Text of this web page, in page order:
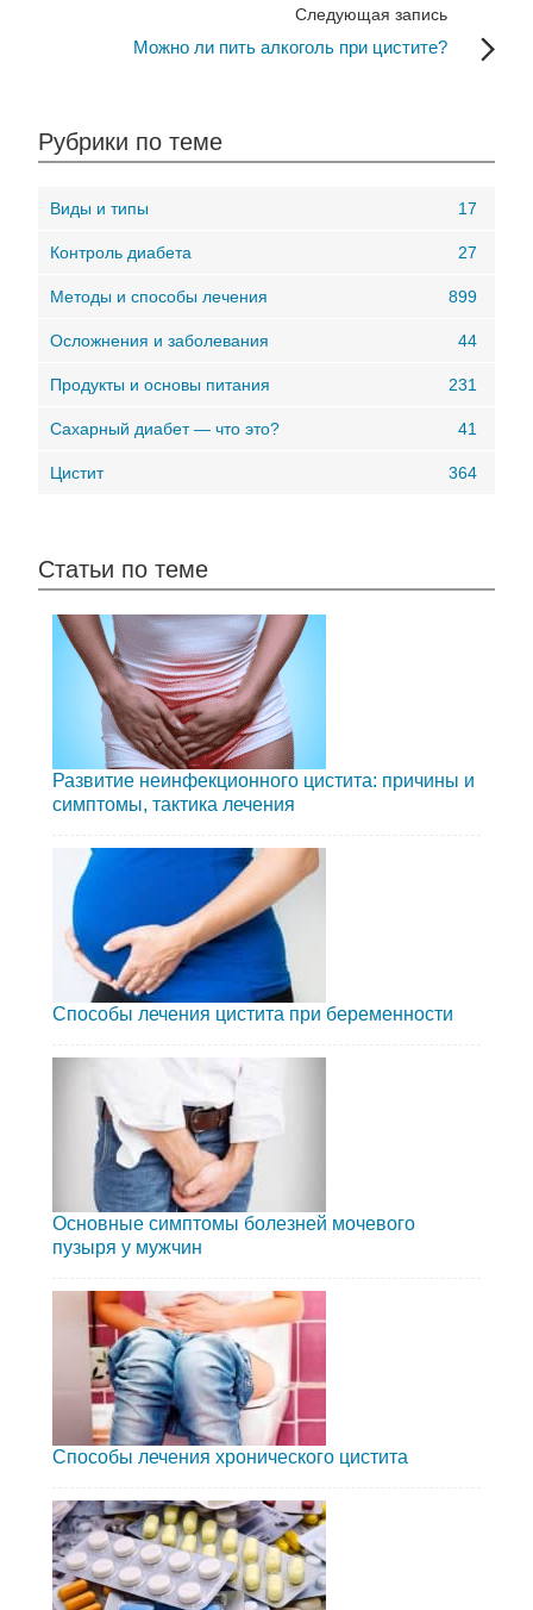
Следующая запись
Можно ли пить алкоголь при цистите?
Рубрики по теме
Виды и типы 17
Контроль диабета 27
Методы и способы лечения 899
Осложнения и заболевания 44
Продукты и основы питания 231
Сахарный диабет — что это? 41
Цистит 364
Статьи по теме
Развитие неинфекционного цистита: причины и
симптомы, тактика лечения
Способы лечения цистита при беременности
Основные симптомы болезней мочевого
пузыря у мужчин
Способы лечения хронического цистита